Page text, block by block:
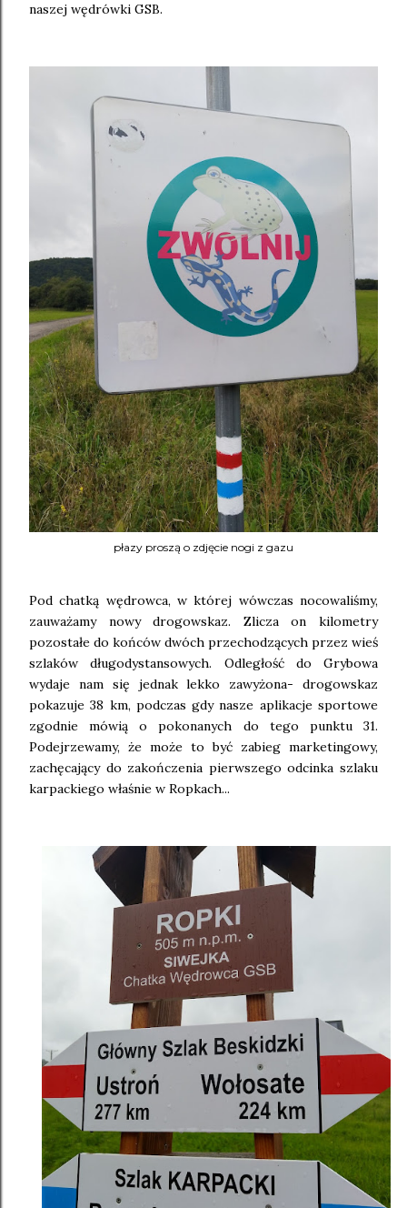
naszej wędrówki GSB.
płazy proszą o zdjęcie nogi z gazu
Pod chatką wędrowca, w której wówczas nocowaliśmy,
zauważamy nowy drogowskaz. Zlicza on kilometry
pozostałe do końców dwóch przechodzących przez wieś
szlaków długodystansowych. Odległość do Grybowa
wydaje nam się jednak lekko zawyżona- drogowskaz
pokazuje 38 km, podczas gdy nasze aplikacje sportowe
zgodnie mówią o pokonanych do tego punktu 31.
Podejrzewamy, że może to być zabieg marketingowy,
zachęcający do zakończenia pierwszego odcinka szlaku
karpackiego właśnie w Ropkach...